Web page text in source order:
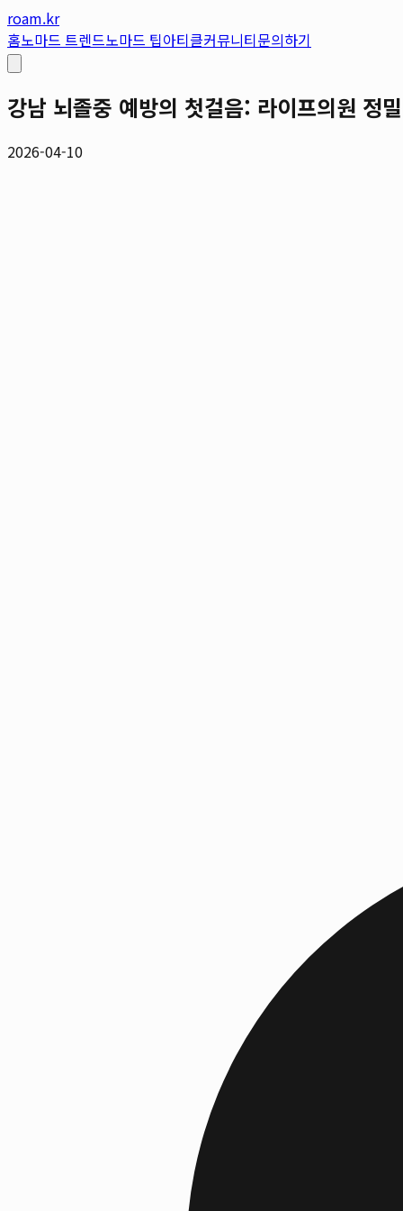
roam.kr
홈노마드 트렌드노마드 팁아티클커뮤니티문의하기
강남 뇌졸중 예방의 첫걸음: 라이프의원 정
2026-04-10